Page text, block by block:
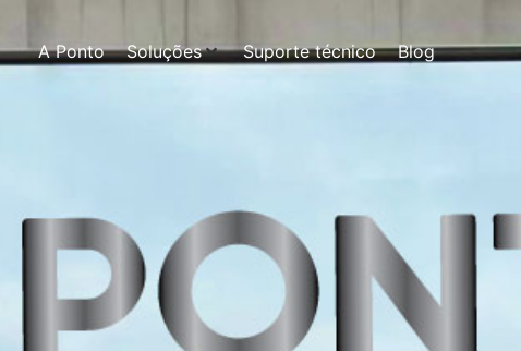
A Ponto Soluções Suporte técnico Blog